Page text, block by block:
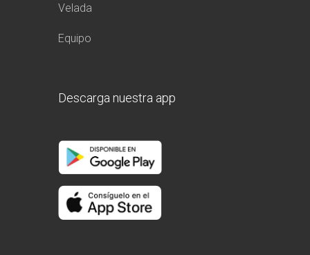
Velada
Equipo
Descarga nuestra app